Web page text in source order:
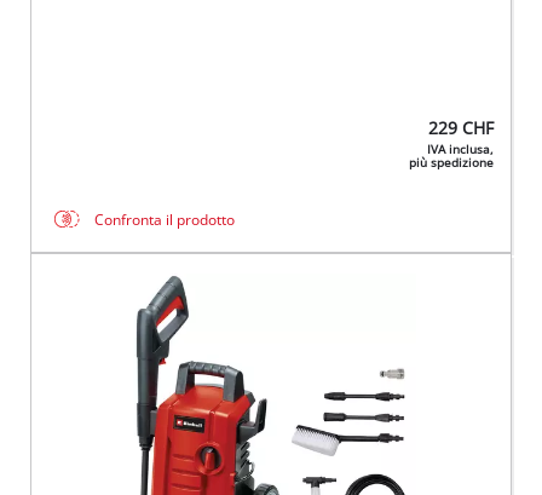
229 CHF
IVA inclusa,
più spedizione
Confronta il prodotto